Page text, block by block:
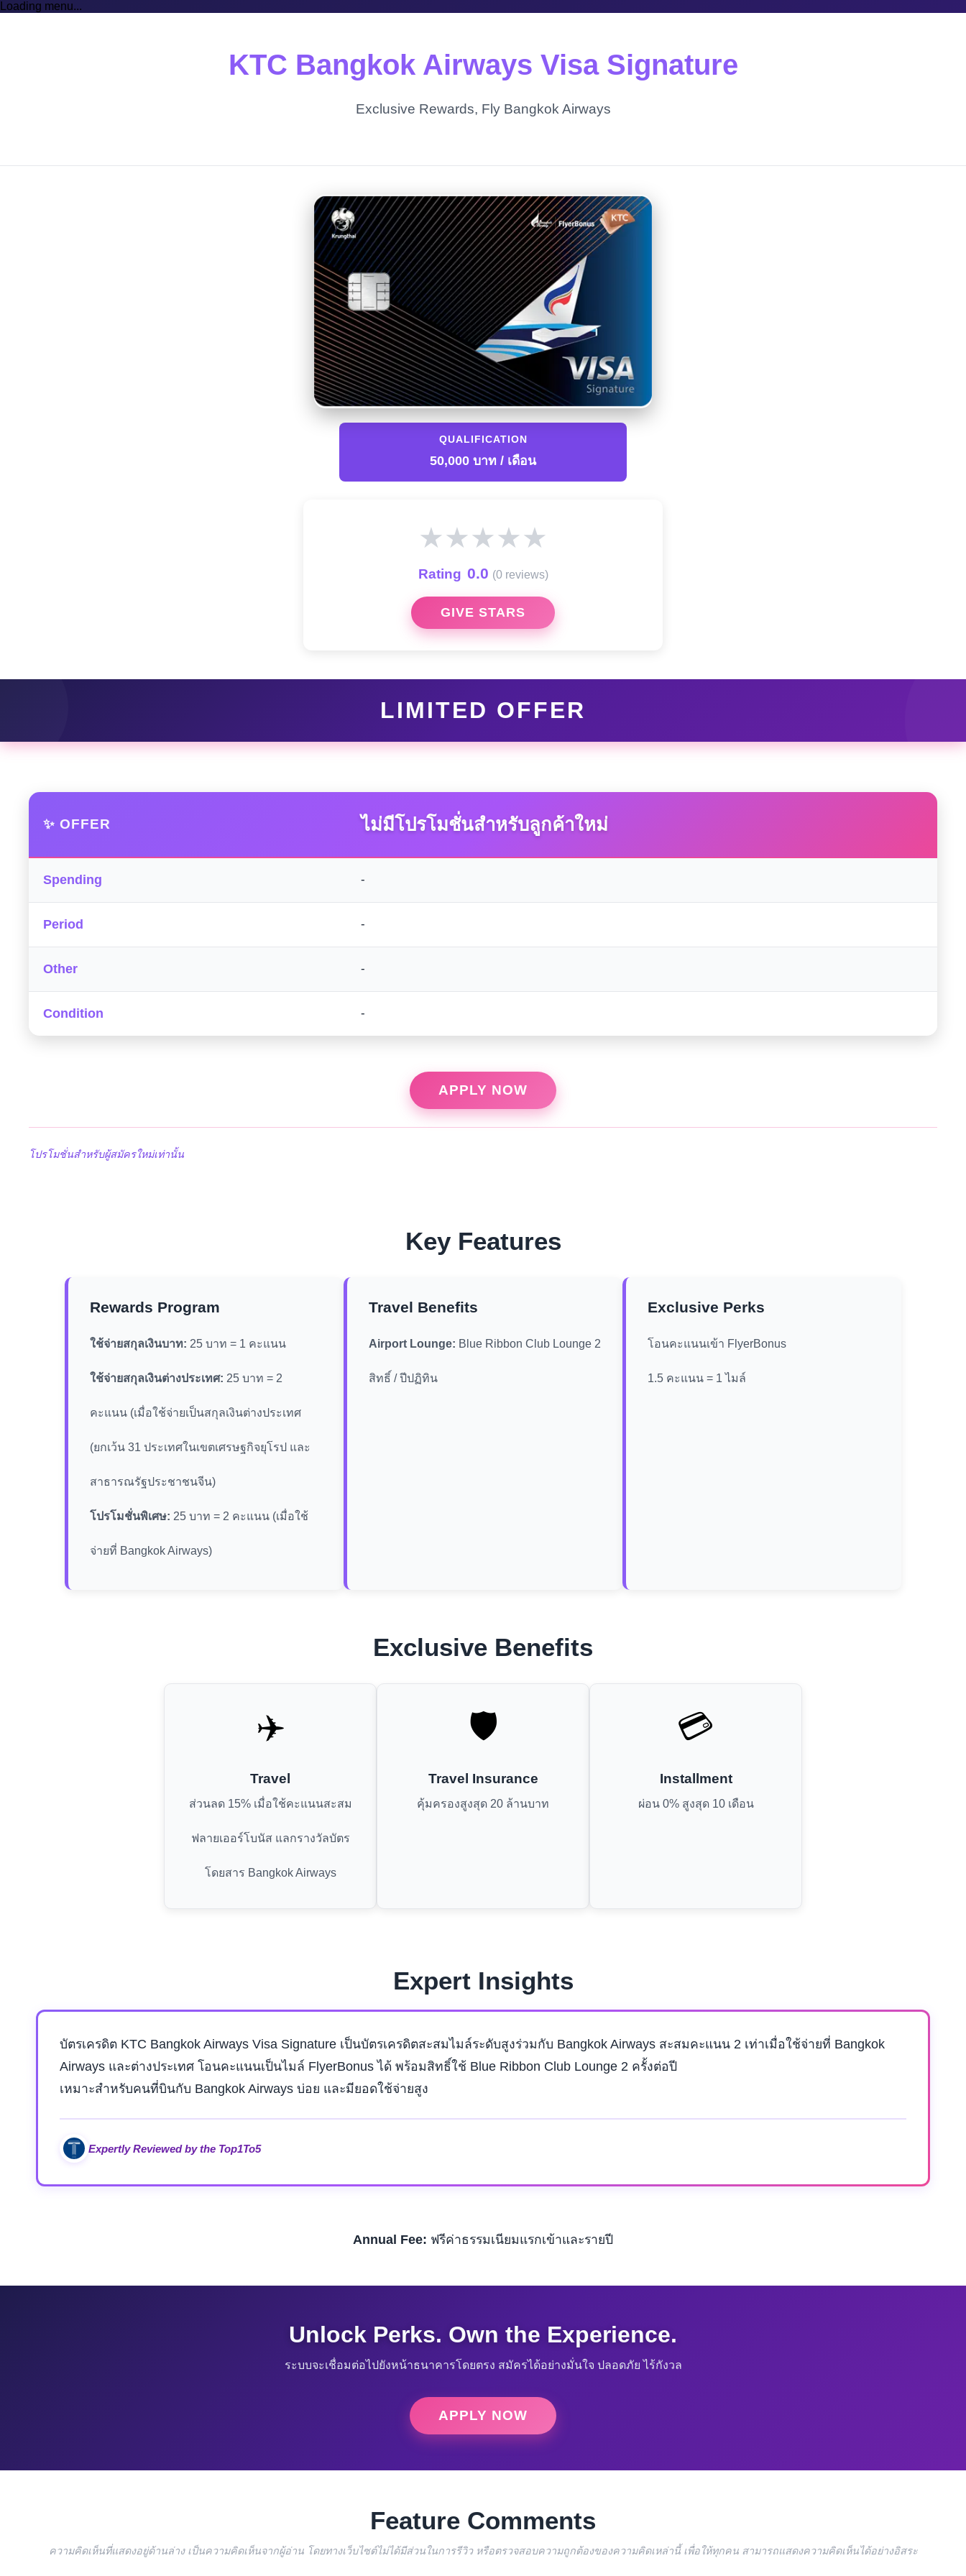
Loading menu...
KTC Bangkok Airways Visa Signature
Exclusive Rewards, Fly Bangkok Airways
QUALIFICATION
50,000 บาท / เดือน
★★★★★
Rating 0.0 (0 reviews)
GIVE STARS
LIMITED OFFER
✨ OFFER ไม่มีโปรโมชั่นสำหรับลูกค้าใหม่
Spending -
Period -
Other -
Condition -
APPLY NOW
โปรโมชั่นสำหรับผู้สมัครใหม่เท่านั้น
Key Features
Rewards Program
ใช้จ่ายสกุลเงินบาท: 25 บาท = 1 คะแนน
ใช้จ่ายสกุลเงินต่างประเทศ: 25 บาท = 2
คะแนน (เมื่อใช้จ่ายเป็นสกุลเงินต่างประเทศ
(ยกเว้น 31 ประเทศในเขตเศรษฐกิจยุโรป และ
สาธารณรัฐประชาชนจีน)
โปรโมชั่นพิเศษ: 25 บาท = 2 คะแนน (เมื่อใช้
จ่ายที่ Bangkok Airways)
Travel Benefits
Airport Lounge: Blue Ribbon Club Lounge 2
สิทธิ์ / ปีปฏิทิน
Exclusive Perks
โอนคะแนนเข้า FlyerBonus
1.5 คะแนน = 1 ไมล์
Exclusive Benefits
✈️
Travel
ส่วนลด 15% เมื่อใช้คะแนนสะสม
ฟลายเออร์โบนัส แลกรางวัลบัตร
โดยสาร Bangkok Airways
🛡️
Travel Insurance
คุ้มครองสูงสุด 20 ล้านบาท
💳
Installment
ผ่อน 0% สูงสุด 10 เดือน
Expert Insights
บัตรเครดิต KTC Bangkok Airways Visa Signature เป็นบัตรเครดิตสะสมไมล์ระดับสูงร่วมกับ Bangkok Airways สะสมคะแนน 2 เท่าเมื่อใช้จ่ายที่ Bangkok
Airways และต่างประเทศ โอนคะแนนเป็นไมล์ FlyerBonus ได้ พร้อมสิทธิ์ใช้ Blue Ribbon Club Lounge 2 ครั้งต่อปี
เหมาะสำหรับคนที่บินกับ Bangkok Airways บ่อย และมียอดใช้จ่ายสูง
Expertly Reviewed by the Top1To5
Annual Fee: ฟรีค่าธรรมเนียมแรกเข้าและรายปี
Unlock Perks. Own the Experience.
ระบบจะเชื่อมต่อไปยังหน้าธนาคารโดยตรง สมัครได้อย่างมั่นใจ ปลอดภัย ไร้กังวล
APPLY NOW
Feature Comments
ความคิดเห็นที่แสดงอยู่ด้านล่าง เป็นความคิดเห็นจากผู้อ่าน โดยทางเว็บไซต์ไม่ได้มีส่วนในการรีวิว หรือตรวจสอบความถูกต้องของความคิดเหล่านี้ เพื่อให้ทุกคน สามารถแสดงความคิดเห็นได้อย่างอิสระ